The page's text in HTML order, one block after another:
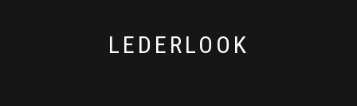
LEDERLOOK